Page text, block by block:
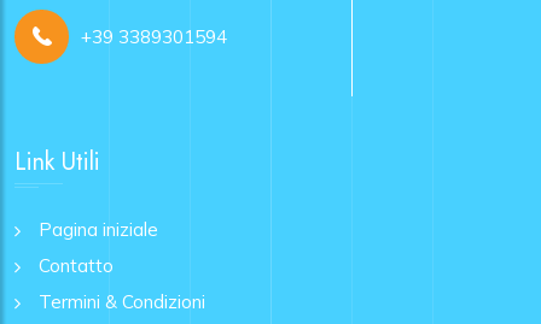
+39 3389301594
Link Utili
Pagina iniziale
Contatto
Termini & Condizioni